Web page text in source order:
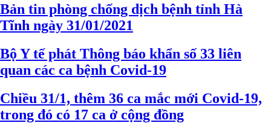
Bản tin phòng chống dịch bệnh tỉnh Hà
Tĩnh ngày 31/01/2021
Bộ Y tế phát Thông báo khẩn số 33 liên
quan các ca bệnh Covid-19
Chiều 31/1, thêm 36 ca mắc mới Covid-19,
trong đó có 17 ca ở cộng đồng